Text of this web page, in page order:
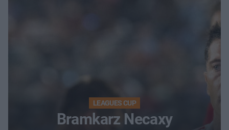
LEAGUES CUP
Bramkarz Necaxy